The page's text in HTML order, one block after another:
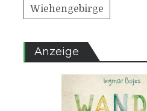
Wiehengebirge
Anzeige